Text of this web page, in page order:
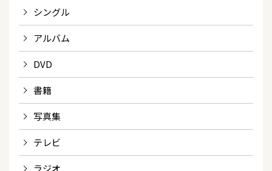
シングル
アルバム
DVD
書籍
写真集
テレビ
ラジオ